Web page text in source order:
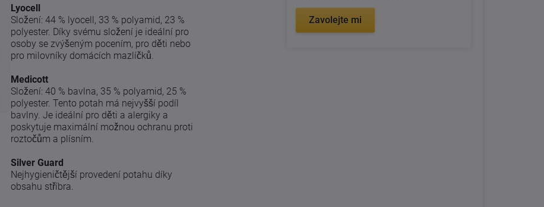
Lyocell
Složení: 44 % lyocell, 33 % polyamid, 23 %
polyester. Díky svému složení je ideální pro
osoby se zvýšeným pocením, pro děti nebo
pro milovníky domácích mazlíčků.
Medicott
Složení: 40 % bavlna, 35 % polyamid, 25 %
polyester. Tento potah má nejvyšší podíl
bavlny. Je ideální pro děti a alergiky a
poskytuje maximální možnou ochranu proti
roztočům a plísním.
Silver Guard
Nejhygieničtější provedení potahu díky
obsahu stříbra.
Zavolejte mi